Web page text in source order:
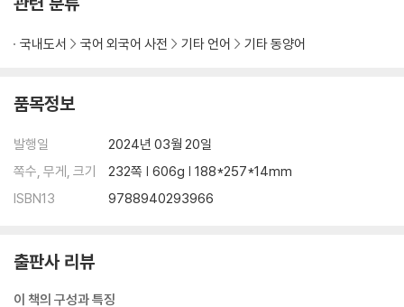
국내도서 국어 외국어 사전 기타 언어 기타 동양어
품목정보
발행일
2024년 03월 20일
쪽수, 무게, 크기
232쪽 | 606g | 188*257*14mm
ISBN13
9788940293966
출판사 리뷰
이 책의 구성과 특징